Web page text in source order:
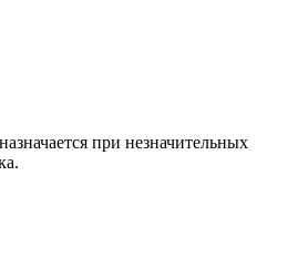
при незначительных